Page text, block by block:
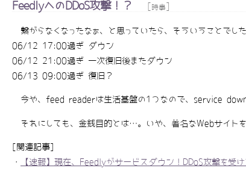
FeedlyへのDDoS攻撃！？ 時事
繋がらなくなったなぁ、と思っていたら、そういうことでし
06/12 17:00過ぎ ダウン
06/12 21:00過ぎ 一次復旧後またダウン
06/13 09:00過ぎ 復旧？
今や、feed readerは生活基盤の1つなので、service down
それにしても、金銭目的とは…。いや、著名なWebサイトを
[関連記事]
・
【速報】現在、Feedlyがサービスダウン！DDoS攻撃を受